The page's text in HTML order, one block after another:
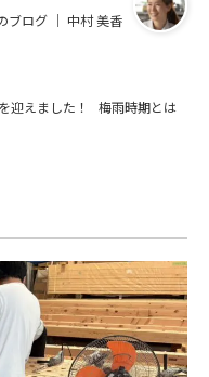
ブログ ｜ 中村 美香
迎えました！ 梅雨時期とは